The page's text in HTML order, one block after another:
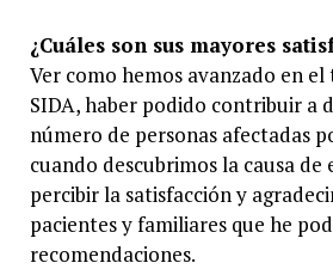
¿Cuáles son sus mayores
Ver como hemos avanzado en
SIDA, haber podido contribuir a
número de personas afectadas
cuando descubrimos la causa de
percibir la satisfacción y
pacientes y familiares que he
recomendaciones.